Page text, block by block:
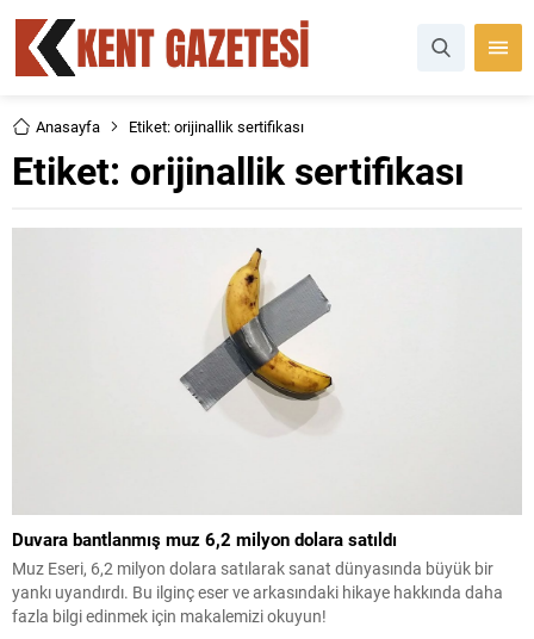
Anasayfa Etiket: orijinallik sertifikası
Etiket: orijinallik sertifikası
Duvara bantlanmış muz 6,2 milyon dolara satıldı
Muz Eseri, 6,2 milyon dolara satılarak sanat dünyasında büyük bir
yankı uyandırdı. Bu ilginç eser ve arkasındaki hikaye hakkında daha
fazla bilgi edinmek için makalemizi okuyun!